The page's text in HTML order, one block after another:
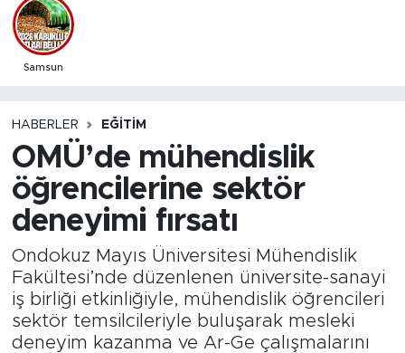
Samsun
HABERLER EĞITIM
OMÜ’de mühendislik
öğrencilerine sektör
deneyimi fırsatı
Ondokuz Mayıs Üniversitesi Mühendislik
Fakültesi’nde düzenlenen üniversite-sanayi
iş birliği etkinliğiyle, mühendislik öğrencileri
sektör temsilcileriyle buluşarak mesleki
deneyim kazanma ve Ar-Ge çalışmalarını
Trafik Durumu
Süper Lig Puan Durumu ve Fikstür
Son Dakika Haberleri
Haber Arşivi